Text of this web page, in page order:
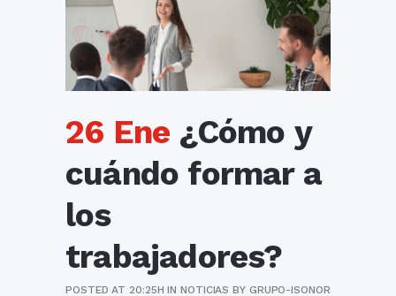
26 Ene ¿Cómo y
cuándo formar a
los
trabajadores?
POSTED AT 20:25H INNOTICIAS BY GRUPO-ISONOR